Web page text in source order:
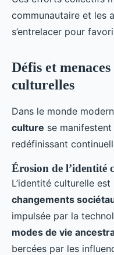
communautaire et les
s’entrelacer pour
Défis et
culturelles
Dans le monde
culture se
redéfinissant
Érosion de l’identité
L’identité culturelle
changements
impulsée par la
modes de vie
bercées par les